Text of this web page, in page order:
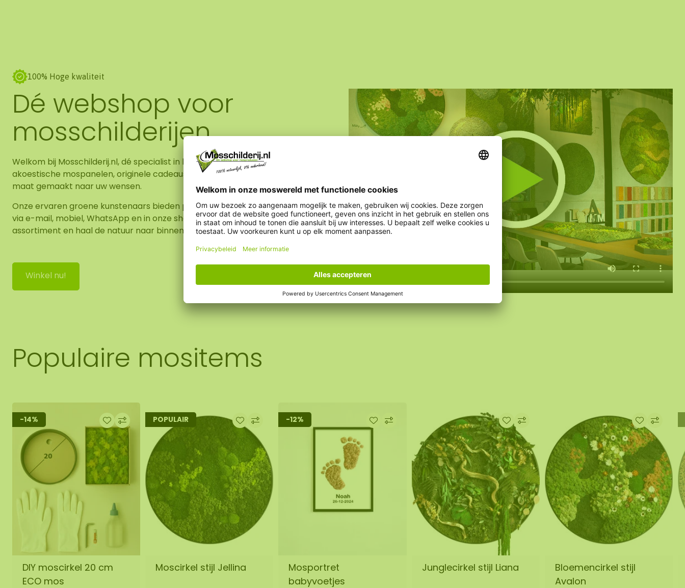
100% Hoge kwaliteit
Dé webshop voor
mosschilderijen
Welkom bij Mosschilderij.nl, dé specialist in hoogwaardige mosschilderijen,
akoestische mospanelen, originele cadeaus en DIY-pakketten. Allemaal op
maat gemaakt naar uw wensen.
Onze ervaren groene kunstenaars bieden persoonlijk advies, dat beschikbaar is
via e-mail, mobiel, WhatsApp en in onze showroom. Ontdek ons uitgebreide
assortiment en haal de natuur naar binnen!
Winkel nu!
Populaire mositems
-14%
DIY moscirkel 20 cm
ECO mos
POPULAIR
Moscirkel stijl Jellina
-12%
Mosportret
babyvoetjes
Junglecirkel stijl Liana
Bloemencirkel stijl
Avalon